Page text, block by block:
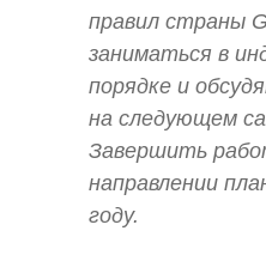
правил страны
заниматься в
порядке и
на следующем
Завершить
направлении
году.